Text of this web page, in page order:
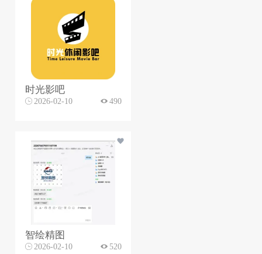
时光影吧
2026-02-10 490
智绘精图
2026-02-10 520